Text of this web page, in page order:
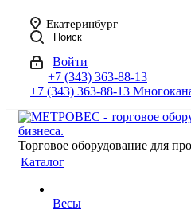
Екатеринбург
Поиск
Войти
+7 (343) 363-88-13
+7 (343) 363-88-13
Торговое оборудование для
Каталог
Весы